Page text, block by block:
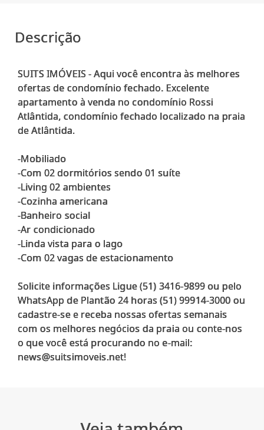
Descrição
SUITS IMÓVEIS - Aqui você encontra às melhores
ofertas de condomínio fechado. Excelente
apartamento à venda no condomínio Rossi
Atlântida, condomínio fechado localizado na praia
de Atlântida.
-Mobiliado
-Com 02 dormitórios sendo 01 suíte
-Living 02 ambientes
-Cozinha americana
-Banheiro social
-Ar condicionado
-Linda vista para o lago
-Com 02 vagas de estacionamento
Solicite informações Ligue (51) 3416-9899 ou pelo
WhatsApp de Plantão 24 horas (51) 99914-3000 ou
cadastre-se e receba nossas ofertas semanais
com os melhores negócios da praia ou conte-nos
o que você está procurando no e-mail: